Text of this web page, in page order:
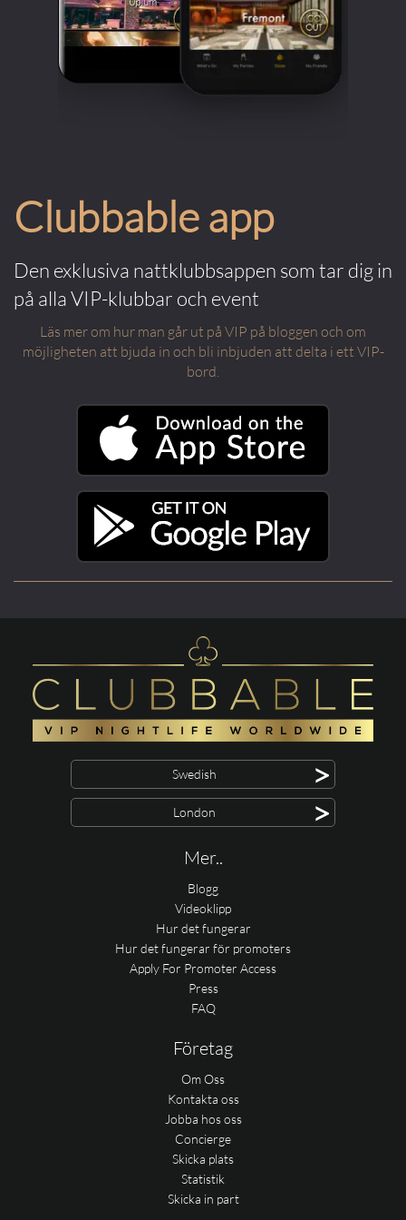
Clubbable app
Den exklusiva nattklubbsappen som tar dig in
på alla VIP-klubbar och event
Läs mer om hur man går ut på VIP på bloggen och om
möjligheten att bjuda in och bli inbjuden att delta i ett VIP-
bord.
Swedish >
London >
Mer..
Blogg
Videoklipp
Hur det fungerar
Hur det fungerar för promoters
Apply For Promoter Access
Press
FAQ
Företag
Om Oss
Kontakta oss
Jobba hos oss
Concierge
Skicka plats
Statistik
Skicka in part